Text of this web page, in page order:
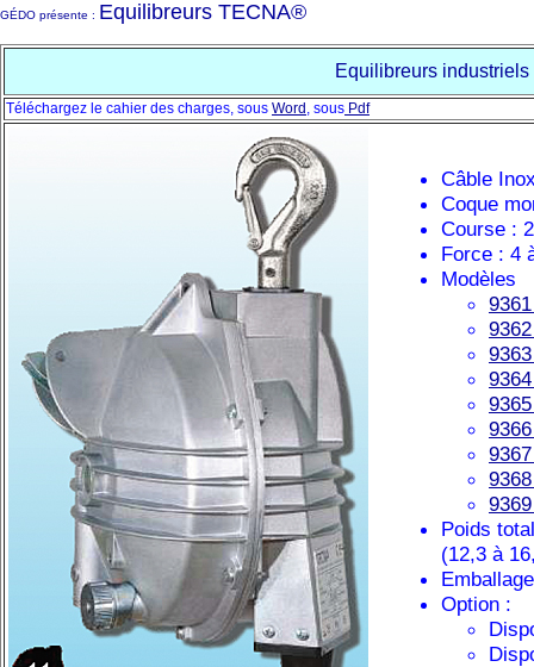
GÉDO présente : Equilibreurs TECNA®
Equilibreurs
Téléchargez le cahier des charges, sous Word , sous Pdf
Câble
Coque
Course :
Force : 4
Modèles
Poids
(12,3 à
Option :